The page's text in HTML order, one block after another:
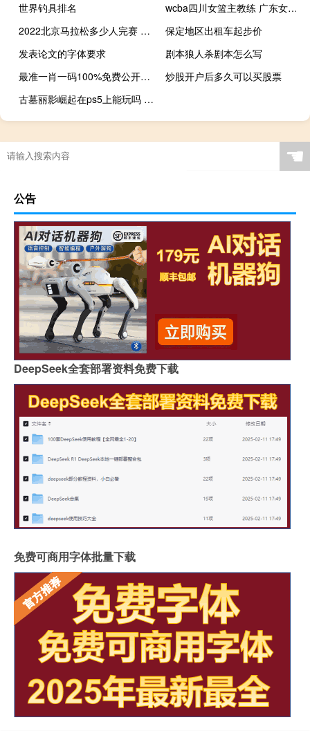
世界钓具排名
wcba四川女篮主教练 广东女篮vs四川女篮
2022北京马拉松多少人完赛 2022马拉松最新消息
保定地区出租车起步价
发表论文的字体要求
剧本狼人杀剧本怎么写
最准一肖一码100%免费公开_详细解答解释落实_V25.14.32
炒股开户后多久可以买股票
古墓丽影崛起在ps5上能玩吗 古墓丽影崛起中文设置
☚
公告
DeepSeek全套部署资料免费下载
免费可商用字体批量下载